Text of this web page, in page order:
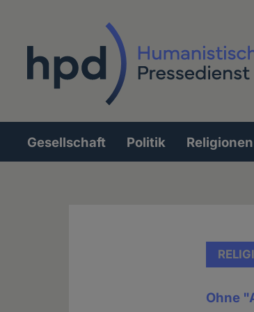
Hauptnavigation
Gesellschaft Politik Religionen
Ohne